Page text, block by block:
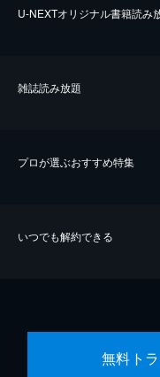
U-NEXTオリジナル書籍読み
雑誌読み放題
プロが選ぶおすすめ特集
いつでも解約できる
無料ト